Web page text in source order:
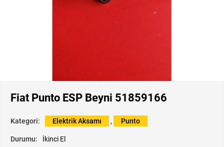
Fiat Punto ESP Beyni 51859166
Kategori: Elektrik Aksamı , Punto
Durumu: İkinci El